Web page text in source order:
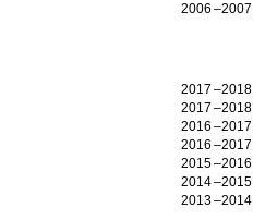
2006
2007
2017
2018
2017
2018
2016
2017
2016
2017
2015
2016
2014
2015
2013
2014